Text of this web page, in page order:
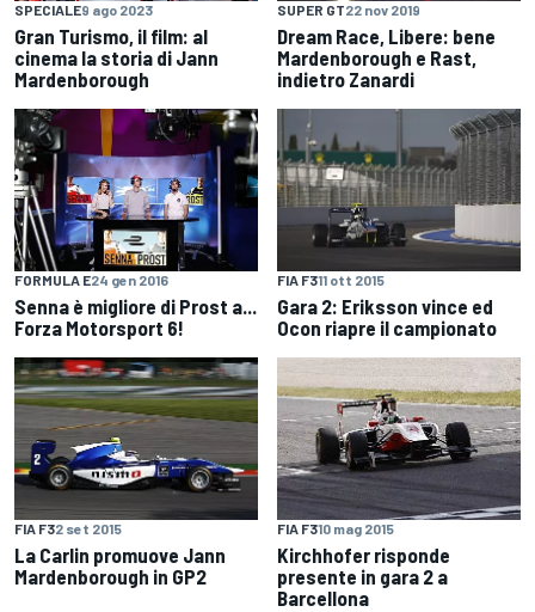
SPECIALE9 ago 2023
Gran Turismo, il film: al
cinema la storia di Jann
Mardenborough
SUPER GT22 nov 2019
Dream Race, Libere: bene
Mardenborough e Rast,
indietro Zanardi
FORMULA E24 gen 2016
Senna è migliore di Prost a...
Forza Motorsport 6!
FIA F311 ott 2015
Gara 2: Eriksson vince ed
Ocon riapre il campionato
FIA F32 set 2015
La Carlin promuove Jann
Mardenborough in GP2
FIA F310 mag 2015
Kirchhofer risponde
presente in gara 2 a
Barcellona